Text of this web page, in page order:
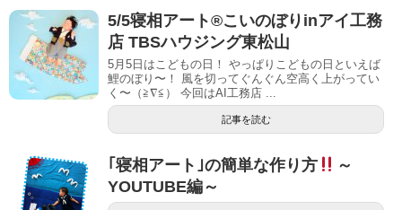
5/5寝相アート®︎こいのぼりinアイ 工務
店 TBSハウジング東松山
5月5日はこどもの日！ やっぱりこどもの日といえば
鯉のぼり〜！ 風を切ってぐんぐん空高く上がってい
く〜（≧∇≦） 今回はAI工務店 ...
記事を読む
｢寝相アート｣の簡単な作り方
～
YOUTUBE編～